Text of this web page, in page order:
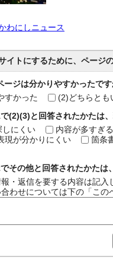
わにしニュース
イトにするために、ページ
ージは分かりやすかったです
すかった
(2)どちらとも
(2)(3)と回答されたかたは
しにくい
内容が多すぎる
現が分かりにくい 箇条
その他と回答されたかたは
・返信を要する内容は記入
わせについては下の「この